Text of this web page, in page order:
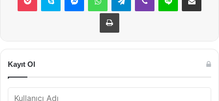
Yazdır
Kayıt Ol